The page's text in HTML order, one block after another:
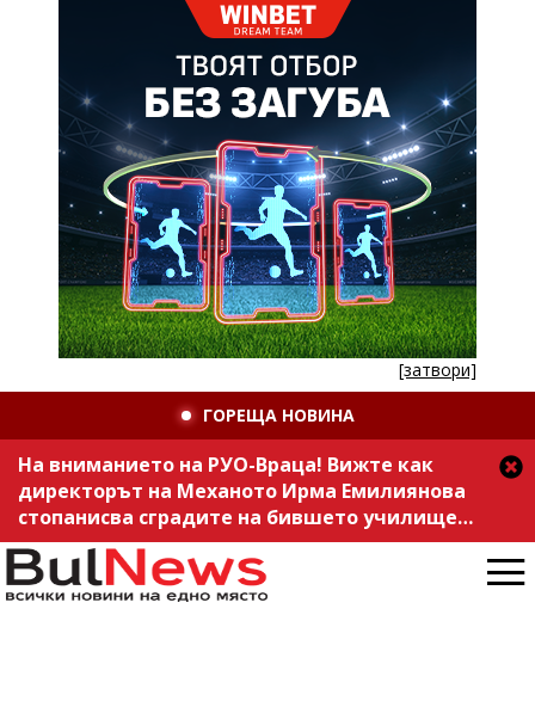
[затвори]
ГОРЕЩА НОВИНА
На вниманието на РУО-Враца! Вижте как
директорът на Механото Ирма Емилиянова
стопанисва сградите на бившето училище
„Антон Иванов“, ситуацията е скандална /
снимки/